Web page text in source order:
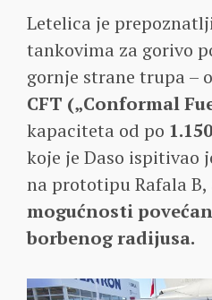
Letelica je
tankovima za gorivo
gornje strane trupa –
CFT („Conformal
kapaciteta od po 1.150
koje je Daso ispitivao
na prototipu Rafala
mogućnosti
borbenog radijusa.